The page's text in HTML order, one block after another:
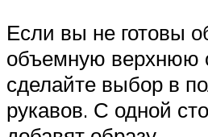
Если вы не готовы
объемную верхнюю
сделайте выбор в
рукавов. С одной